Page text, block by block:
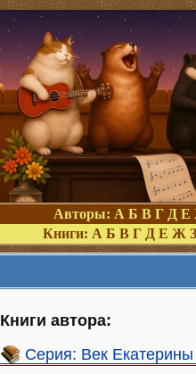
Авторы: А Б В Г Д Е
Книги: А Б В Г Д Е Ж З
Книги автора:
Серия: Век